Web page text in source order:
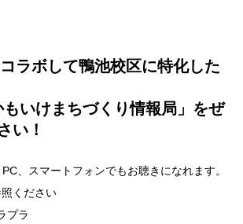
ラボして鴨池校区に特化した
もいけまちづくり情報局」をぜ
い！
、スマートフォンでもお聴きになれます。
ください
プラ